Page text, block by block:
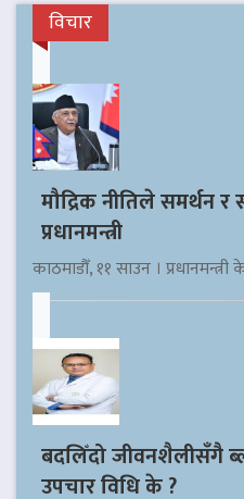
विचार
मौद्रिक नीतिले समर्थन
प्रधानमन्त्री
काठमाडौँ, ११ साउन । प्रधानमन्त्री
बदलिँदो जीवनशैलीसँगै
उपचार विधि के ?